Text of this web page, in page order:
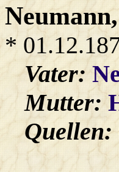
Neumann
*
Vater:
Mutter:
Quellen: